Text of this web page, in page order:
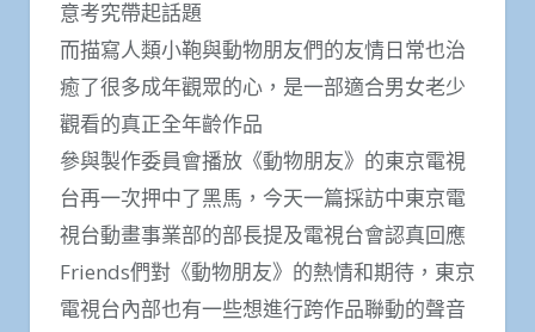
意考究帶起話題
而描寫人類小鞄與動物朋友們的友情日常也治
癒了很多成年觀眾的心，是一部適合男女老少
觀看的真正全年齡作品
參與製作委員會播放《動物朋友》的東京電視
台再一次押中了黑馬，今天一篇採訪中東京電
視台動畫事業部的部長提及電視台會認真回應
Friends們對《動物朋友》的熱情和期待，東京
電視台內部也有一些想進行跨作品聯動的聲音